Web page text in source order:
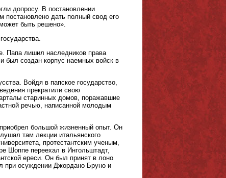
допросу. В постановлении
постановлено дать полный свод его
быть решено».
Папа лишил наследников права
был создан корпус наемных войск в
Войдя в папское государство,
прекратили свою
старинных домов, поражавшие
речью, написанной молодым
большой жизненный опыт. Он
там лекции итальянского
протестантским ученым,
Шоппе переехал в Ингольштадт,
ереси. Он был принят в лоно
при осуждении Джордано Бруно и